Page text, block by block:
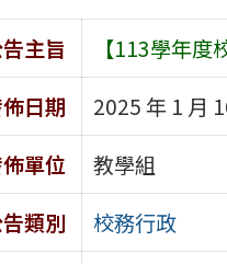
主旨
【113學年
日期
2025 年 1 月
單位
教學組
類別
校務行政